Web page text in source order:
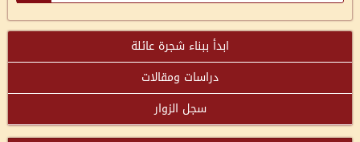
ابدأ ببناء شجرة عائلة
دراسات ومقالات
سجل الزوار